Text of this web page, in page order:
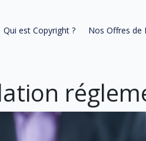
Qui est Copyright ? Nos Offres de